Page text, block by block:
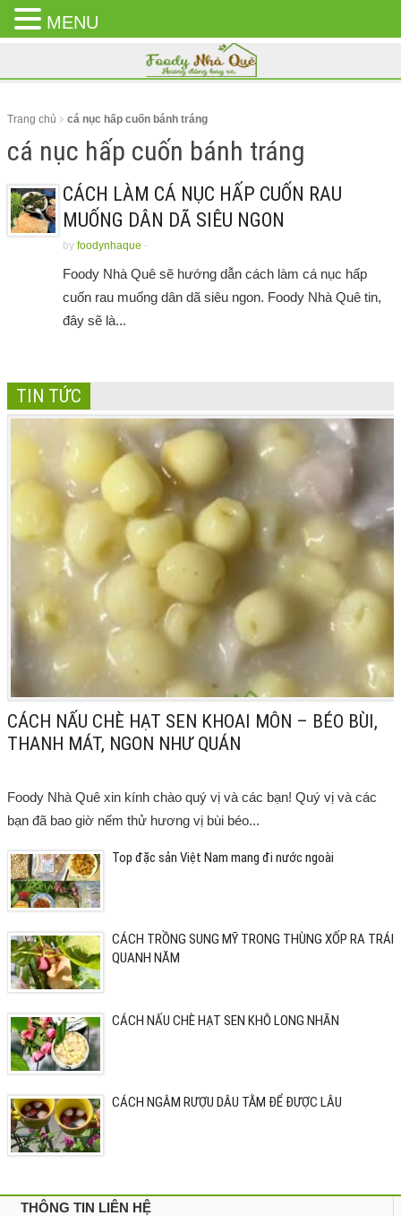
CLOSE
MENU
Trang chủ cá nục hấp cuốn bánh tráng
cá nục hấp cuốn bánh tráng
CÁCH LÀM CÁ NỤC HẤP CUỐN RAU
MUỐNG DÂN DÃ SIÊU NGON
by foodynhaque -
Foody Nhà Quê sẽ hướng dẫn cách làm cá nục hấp
cuốn rau muống dân dã siêu ngon. Foody Nhà Quê tin,
đây sẽ là...
TIN TỨC
CÁCH NẤU CHÈ HẠT SEN KHOAI MÔN – BÉO BÙI,
THANH MÁT, NGON NHƯ QUÁN
Foody Nhà Quê xin kính chào quý vị và các bạn! Quý vị và các
bạn đã bao giờ nếm thử hương vị bùi béo...
Top đặc sản Việt Nam mang đi nước ngoài
CÁCH TRỒNG SUNG MỸ TRONG THÙNG XỐP RA TRÁI
QUANH NĂM
CÁCH NẤU CHÈ HẠT SEN KHÔ LONG NHÃN
CÁCH NGÂM RƯỢU DÂU TẰM ĐỂ ĐƯỢC LÂU
THÔNG TIN LIÊN HỆ
MENU